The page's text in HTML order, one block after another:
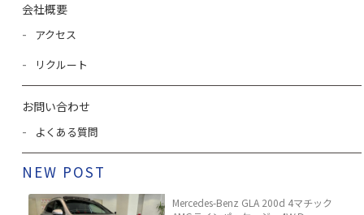
会社概要
アクセス
リクルート
お問い合わせ
よくある質問
NEW POST
Mercedes-Benz GLA 200d 4マチック